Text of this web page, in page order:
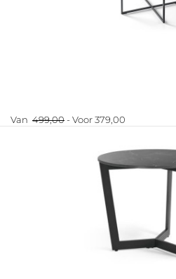
Van 499,00- Voor 379,00